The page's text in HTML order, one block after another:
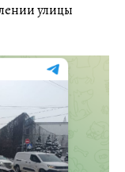
улицы